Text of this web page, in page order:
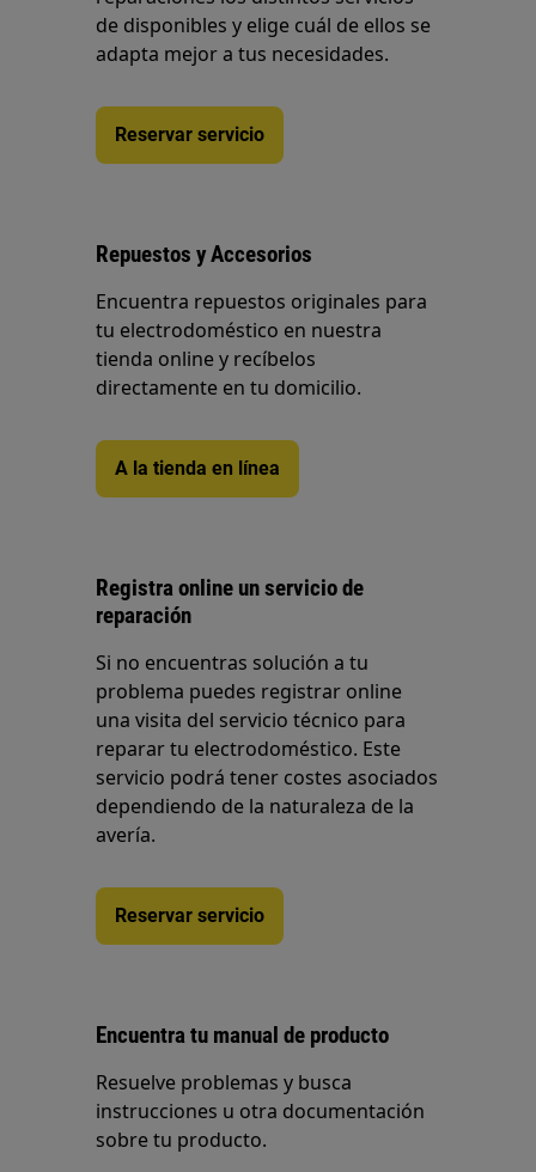
de disponibles y elige cuál de ellos se
adapta mejor a tus necesidades.
Reservar servicio
Repuestos y Accesorios
Encuentra repuestos originales para
tu electrodoméstico en nuestra
tienda online y recíbelos
directamente en tu domicilio.
A la tienda en línea
Registra online un servicio de
reparación
Si no encuentras solución a tu
problema puedes registrar online
una visita del servicio técnico para
reparar tu electrodoméstico. Este
servicio podrá tener costes asociados
dependiendo de la naturaleza de la
avería.
Reservar servicio
Encuentra tu manual de producto
Resuelve problemas y busca
instrucciones u otra documentación
sobre tu producto.